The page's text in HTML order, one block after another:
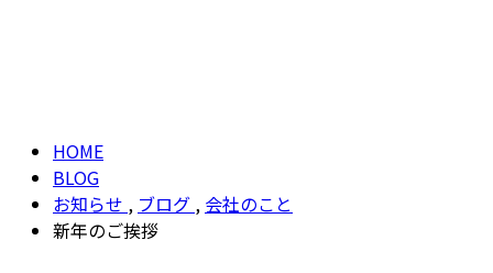
HOME
BLOG
お知らせ , ブログ , 会社のこと
新年のご挨拶